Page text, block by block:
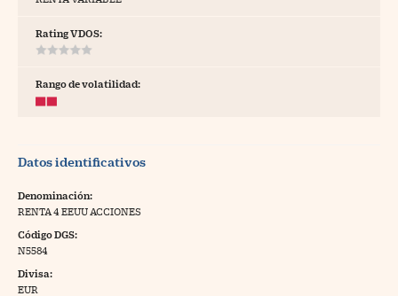
Rating VDOS:
Rango de volatilidad:
Datos identificativos
Denominación:
RENTA 4 EEUU ACCIONES
Código DGS:
N5584
Divisa:
EUR